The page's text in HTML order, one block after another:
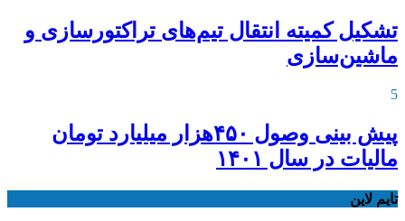
تشکیل کمیته انتقال تیم‌های تراکتورسازی و
ماشین‌سازی
5
پیش بینی وصول ۴۵۰هزار میلیارد تومان
مالیات در سال ۱۴۰۱
تایم لاین